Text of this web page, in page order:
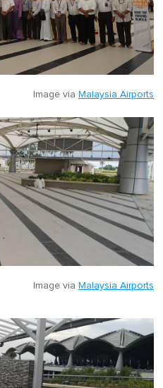
Image via Malaysia Airports
Image via Malaysia Airports